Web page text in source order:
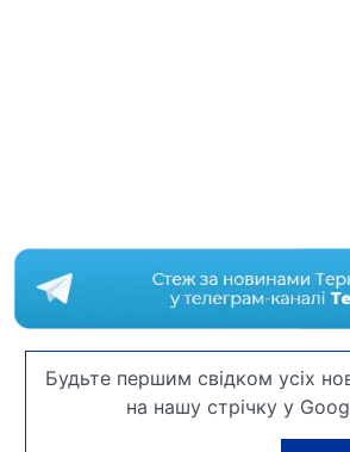
Будьте першим свідком усіх
на нашу стрічку у